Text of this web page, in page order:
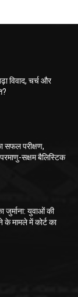
विवाद, चर्च और
सफल परीक्षण,
सक्षम बैलिस्टिक
युवाओं की
मामले में कोर्ट का